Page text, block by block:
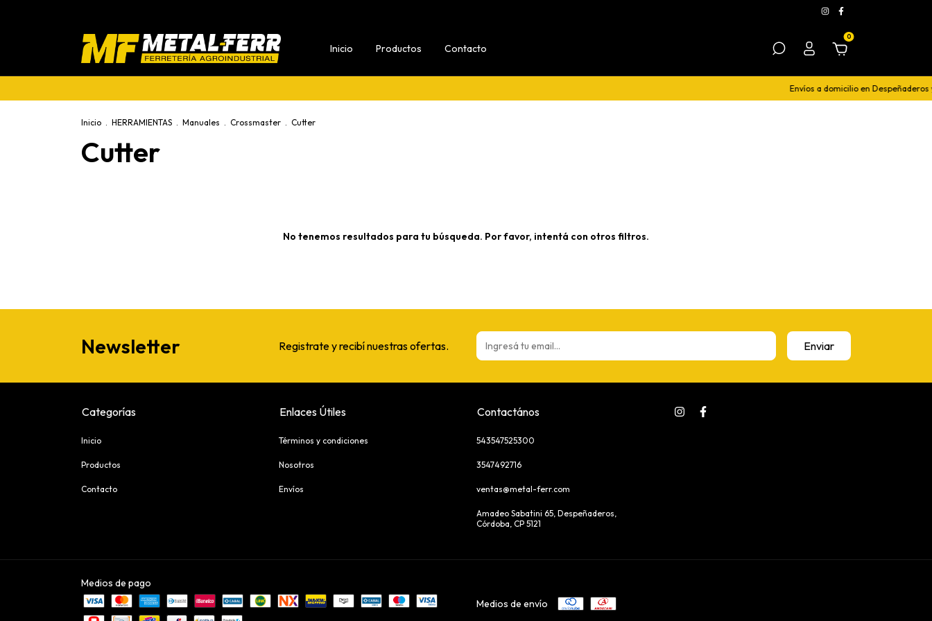
Inicio Productos Contacto
0
Envíos a domicilio en Despeñaderos
Inicio . HERRAMIENTAS . Manuales . Crossmaster . Cutter
Cutter
No tenemos resultados para tu búsqueda. Por favor, intentá con otros filtros.
Newsletter Registrate y recibí nuestras ofertas.
Categorías
Inicio
Productos
Contacto
Enlaces Útiles
Términos y condiciones
Nosotros
Envíos
Contactános
543547525300
3547492716
ventas@metal-ferr.com
Amadeo Sabatini 65, Despeñaderos,
Córdoba, CP 5121
Medios de pago
Medios de envío